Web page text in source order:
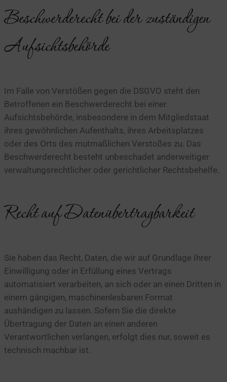
Beschwerde­recht bei der zuständigen
Aufsichts­behörde
Im Falle von Verstößen gegen die DSGVO steht den
Betroffenen ein Beschwerderecht bei einer
Aufsichtsbehörde, insbesondere in dem Mitgliedstaat
ihres gewöhnlichen Aufenthalts, ihres Arbeitsplatzes
oder des Orts des mutmaßlichen Verstoßes zu. Das
Beschwerderecht besteht unbeschadet anderweitiger
verwaltungsrechtlicher oder gerichtlicher Rechtsbehelfe.
Recht auf Daten­übertrag­barkeit
Sie haben das Recht, Daten, die wir auf Grundlage Ihrer
Einwilligung oder in Erfüllung eines Vertrags
automatisiert verarbeiten, an sich oder an einen Dritten in
einem gängigen, maschinenlesbaren Format
aushändigen zu lassen. Sofern Sie die direkte
Übertragung der Daten an einen anderen
Verantwortlichen verlangen, erfolgt dies nur, soweit es
technisch machbar ist.